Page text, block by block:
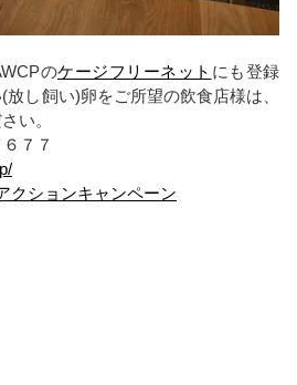
のケージフリーネット にも登録
し飼い)卵をご所望の飲食店様は、
い。
７７
クションキャンペーン